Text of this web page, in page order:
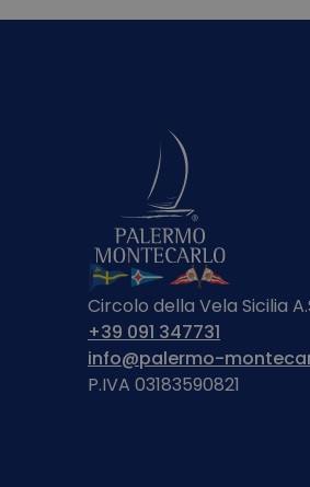
Circolo della Vela Sicilia
+39 091 347731
info@palermo-
P.IVA 03183590821